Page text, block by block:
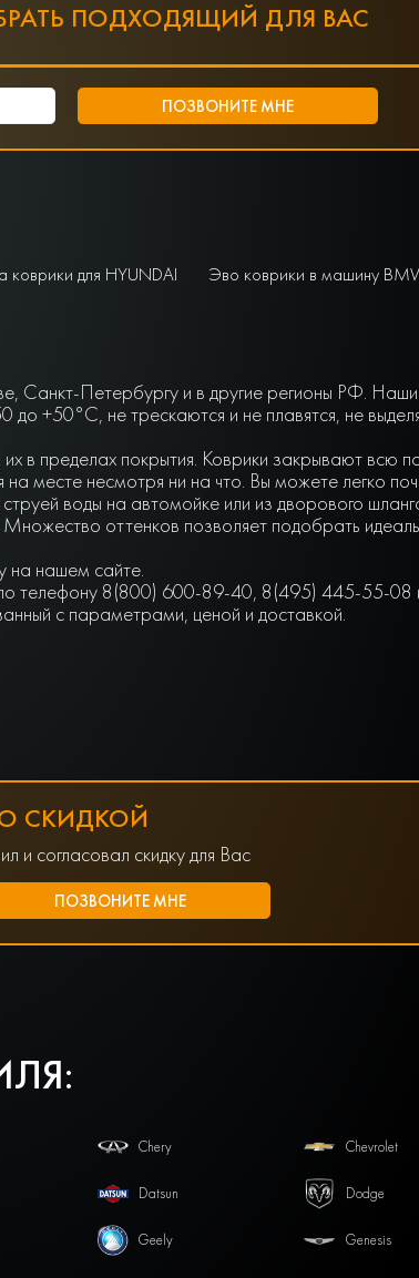
ПОДХОДЯЩИЙ ДЛЯ ВАС
коврики для HYUNDAI
Эво коврики в машину
Санкт-Петербургу и в другие регионы РФ.
+50°С, не трескаются и не плавятся, не
в пределах покрытия. Коврики закрывают всю
месте несмотря ни на что. Вы можете легко
воды на автомойке или из дворового
оттенков позволяет подобрать
на нашем сайте.
телефону 8(800) 600-89-40, 8(495) 445-55-08
с параметрами, ценой и доставкой.
СКИДКОЙ
и согласовал скидку для Вас
Chery Chevrolet
Datsun Dodge
Geely Genesis